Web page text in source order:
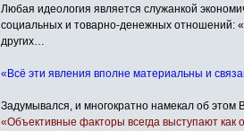
Любая идеология является служанкой
социальных и товарно-денежных отношений:
других…
«Всё эти явления вполне материальны и
Задумывался, и многократно намекал об этом
«Объективные факторы всегда выступают как